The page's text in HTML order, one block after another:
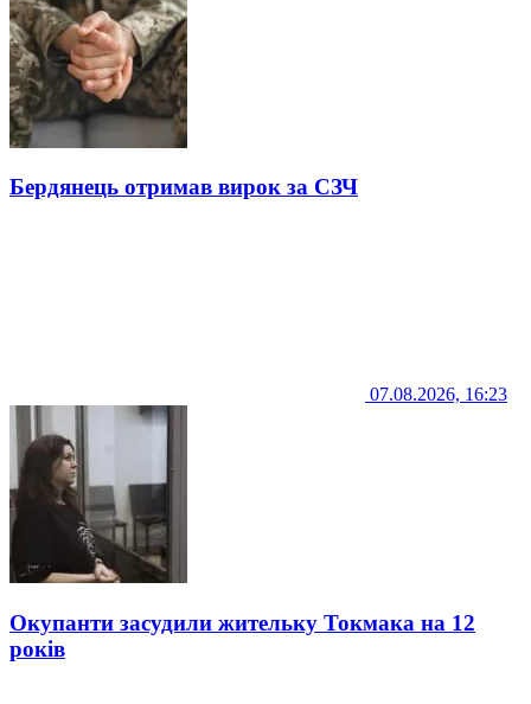
Бердянець отримав вирок за СЗЧ
07.08.2026, 16:23
Окупанти засудили жительку Токмака на 12
років